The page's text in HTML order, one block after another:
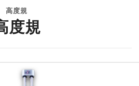
高度規
度規